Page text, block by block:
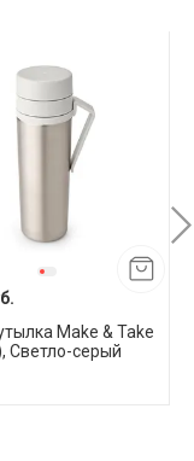
Make & Take
Светло-серый